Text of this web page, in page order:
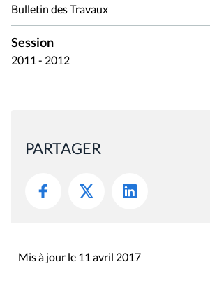
Bulletin des Travaux
Session
2011 - 2012
PARTAGER
Mis à jour le 11 avril 2017